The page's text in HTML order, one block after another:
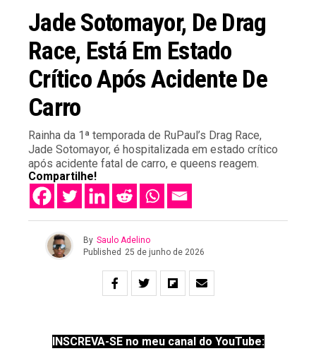
Jade Sotomayor, De Drag
Race, Está Em Estado
Crítico Após Acidente De
Carro
Rainha da 1ª temporada de RuPaul’s Drag Race,
Jade Sotomayor, é hospitalizada em estado crítico
após acidente fatal de carro, e queens reagem.
Compartilhe!
By Saulo Adelino
Published 25 de junho de 2026
INSCREVA-SE no meu canal do YouTube: